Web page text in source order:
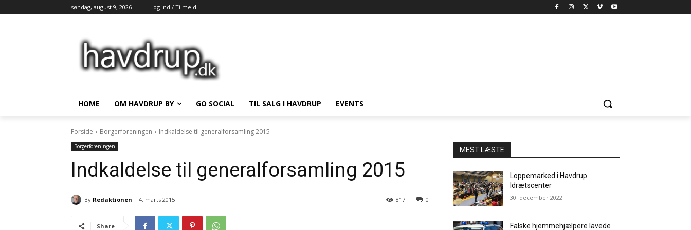
søndag, august 9, 2026 Log ind / Tilmeld
HOME OM HAVDRUP BY GO SOCIAL TIL SALG I HAVDRUP EVENTS
Forside Borgerforeningen Indkaldelse til generalforsamling 2015
Borgerforeningen
Indkaldelse til generalforsamling 2015
By Redaktionen 4. marts 2015 0
817
Share
MEST LÆSTE
Loppemarked i Havdrup
Idrætscenter
30. december 2022
Falske hjemmehjælpere lavede